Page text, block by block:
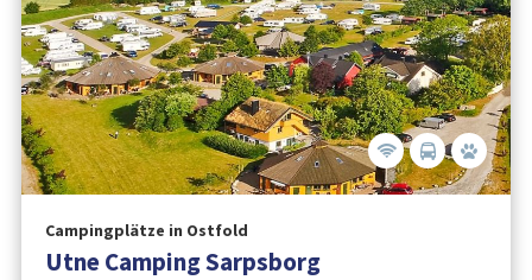
Campingplätze in Ostfold
Utne Camping Sarpsborg